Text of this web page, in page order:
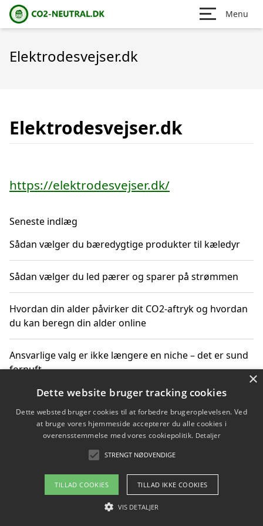
Menu
Elektrodesvejser.dk
Elektrodesvejser.dk
https://elektrodesvejser.dk/
Seneste indlæg
Sådan vælger du bæredygtige produkter til kæledyr
Sådan vælger du led pærer og sparer på strømmen
Hvordan din alder påvirker dit CO2-aftryk og hvordan
du kan beregn din alder online
Ansvarlige valg er ikke længere en niche – det er sund
fornuft
Sådan kan du handle bæredygtigt og bestil med
faktura
Om / kontakt
Blog Betingelser
×
Dette website bruger tracking cookies
Dette websted bruger cookies til at forbedre brugeroplevelsen. Ved
at bruge vores hjemmeside accepterer du alle cookies i
overensstemmelse med vores cookiepolitik. Detaljer
STRENGT NØDVENDIGE
TILLAD COOKIES TILLAD IKKE COOKIES
VIS DETALJER